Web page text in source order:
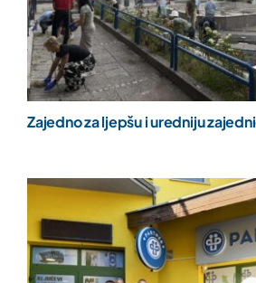
Zajedno za ljepšu i uredniju